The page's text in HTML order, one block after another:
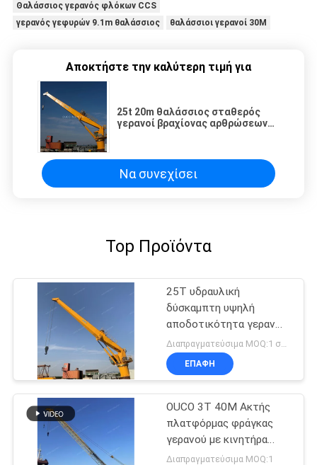
Θαλάσσιος γερανός φλόκων CCS
γερανός γεφυρών 9.1m θαλάσσιος
θαλάσσιοι γερανοί 30M
Αποκτήστε την καλύτερη τιμή για
25t 20m θαλάσσιος σταθερός
γερανοί βραχίονας αρθρώσεων
Να συνεχίσει
Top Προϊόντα
25T υδραυλική
δύσκαμπτη υψηλή
αποδοτικότητα γερανών
βραχιόνων θαλάσσια
ηλεκτρική για βαρέων
καθηκόντων
ΕΠΑΦΉ
OUCO 3T 40M Ακτής
πλατφόρμας φράγκας
γερανού με κινητήρα
ντίζελ
Διαπραγματεύσιμα MOQ:1